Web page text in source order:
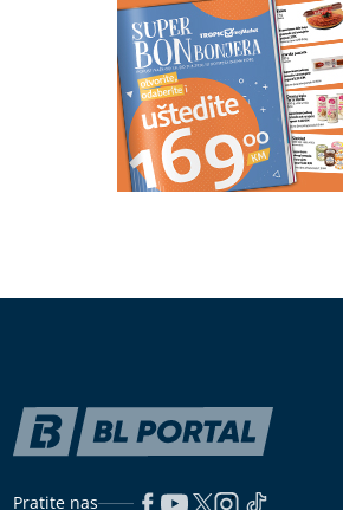
"Nisi bio na njenom koncertu AKO
Brena pala na koncertu u Budvi
zamaha nogom
bez brushaltera, svi
stavila silikone